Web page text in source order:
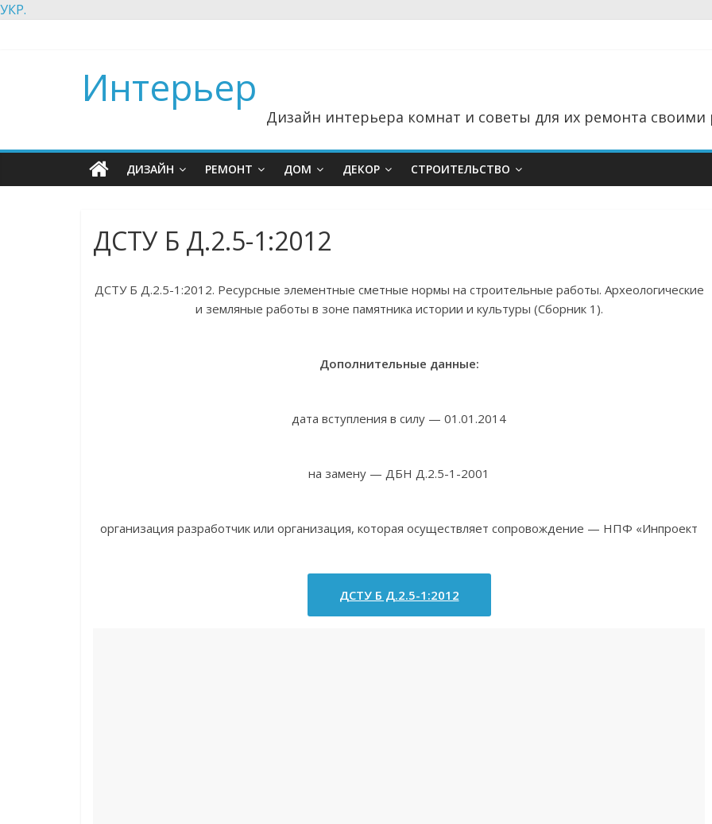
УКР.
Интерьер
Дизайн интерьера комнат и советы для их ремонта
ДИЗАЙН РЕМОНТ ДОМ ДЕКОР СТРОИТЕЛЬСТВО
ДСТУ Б Д.2.5-1:2012
ДСТУ Б Д.2.5-1:2012. Ресурсные элементные сметные нормы на строительные работы. Археологические
и земляные работы в зоне памятника истории и культуры (Сборник 1).
Дополнительные данные:
дата вступления в силу — 01.01.2014
на замену — ДБН Д.2.5-1-2001
организация разработчик или организация, которая осуществляет сопровождение — НПФ «Инпроект
ДСТУ Б Д.2.5-1:2012